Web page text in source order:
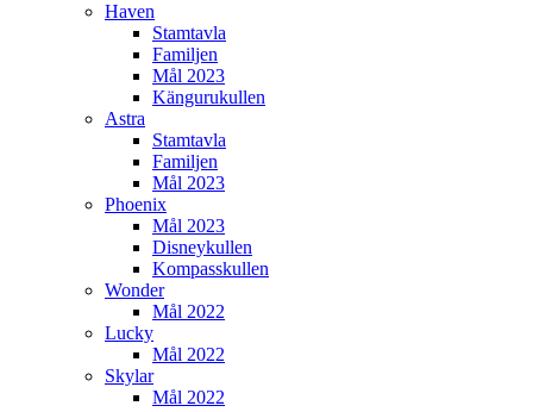
Haven
Stamtavla
Familjen
Mål 2023
Kängurukullen
Astra
Stamtavla
Familjen
Mål 2023
Phoenix
Mål 2023
Disneykullen
Kompasskullen
Wonder
Mål 2022
Lucky
Mål 2022
Skylar
Mål 2022